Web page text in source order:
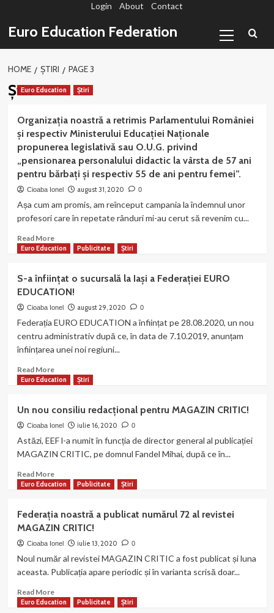
conținut
Login About Contact
Euro Education Federation
Menu
HOME ȘTIRI PAGE 3
ȘtiriEuro Education Știri
Organizația noastră a retrimis Parlamentului României
și respectiv Ministerului Educației Naționale
propunerea legislativă sau O.U.G. privind
„pensionarea personalului didactic la vârsta de 57 ani
pentru bărbați și respectiv 55 de ani pentru femei”.
Cioaba Ionel august 31, 2020 0
Așa cum am promis, am reînceput campania la îndemnul unor
profesori care în repetate rânduri mi-au cerut să revenim cu...
Read MoreRead
more
noastră
a
retrimis
Parlamentului
și
respectiv
Educației
Naționale
legislativă
sau
privind
„pensionarea
didactic
la
de
57
bărbați
și
55
de
Euro Education Publicitate Știri
S-a înființat o sucursală la Iași a Federației EURO
EDUCATION!
Cioaba Ionel august 29, 2020 0
Federația EURO EDUCATION a înființat pe 28.08.2020, un nou
centru administrativ după ce, în data de 7.10.2019, anunțam
înființarea unei noi regiuni...
Read MoreRead
more
a
înființat
o
sucursală
Iași
a
EDUCATION!
Euro Education Știri
Un nou consiliu redacțional pentru MAGAZIN CRITIC!
Cioaba Ionel iulie 16, 2020 0
Astăzi, EEF l-a numit în funcția de director general al publicației
MAGAZIN CRITIC, pe domnul Fandel Mihai, după ce în...
Read MoreRead
more
nou
consiliu
redacțional
pentru
CRITIC!
Euro Education Publicitate Știri
Federația noastră a publicat numărul 72 al revistei
MAGAZIN CRITIC!
Cioaba Ionel iulie 13, 2020 0
Noul număr al revistei MAGAZIN CRITIC a fost publicat și luna
aceasta. Publicația apare periodic și în varianta scrisă doar...
Read MoreRead
more
Euro Education Publicitate Știri